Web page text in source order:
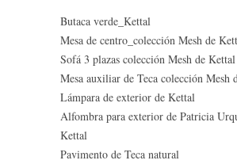
Butaca verde_Kettal
Mesa de centro_colección Mesh de
Sofá 3 plazas colección Mesh de Kettal
Mesa auxiliar de Teca colección Mesh
Lámpara de exterior de Kettal
Alfombra para exterior de Patricia
Kettal
Pavimento de Teca natural